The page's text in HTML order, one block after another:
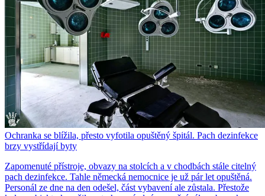
Ochranka se blížila, přesto vyfotila opuštěný špitál. Pach dezinfekce
brzy vystřídají byty
Zapomenuté přístroje, obvazy na stolcích a v chodbách stále citelný
pach dezinfekce. Tahle německá nemocnice je už pár let opuštěná.
Personál ze dne na den odešel, část vybavení ale zůstala. Přestože